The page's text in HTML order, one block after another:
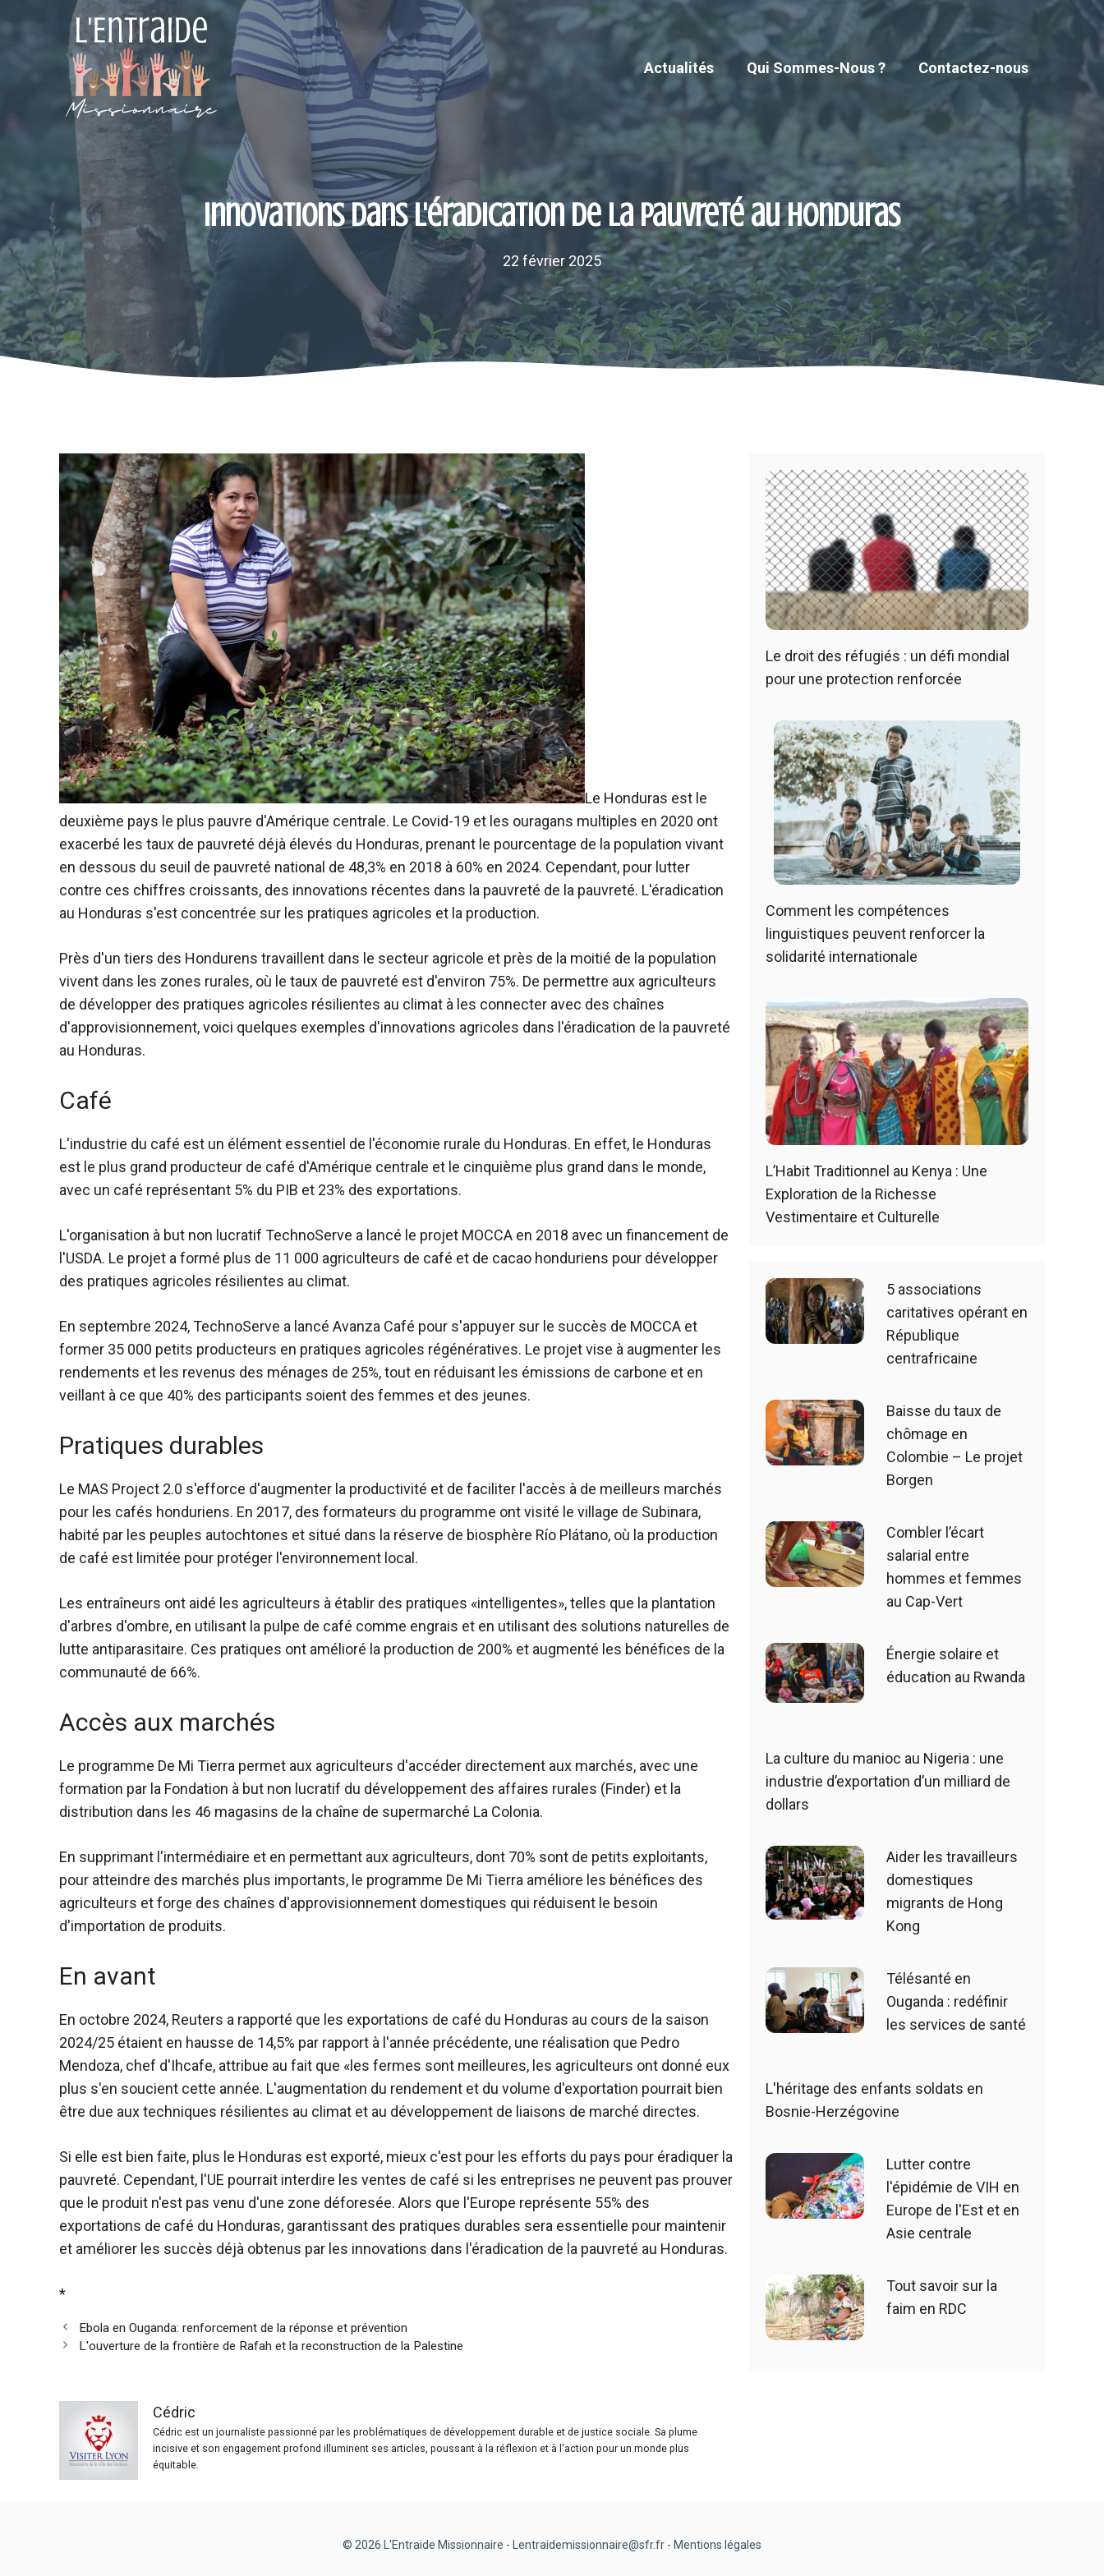
Actualités Qui Sommes-Nous ? Contactez-nous
Innovations dans l'éradication de la pauvreté au Honduras
22 février 2025
Le Honduras est le
deuxième pays le plus pauvre d'Amérique centrale. Le Covid-19 et les ouragans multiples en 2020 ont
exacerbé les taux de pauvreté déjà élevés du Honduras, prenant le pourcentage de la population vivant
en dessous du seuil de pauvreté national de 48,3% en 2018 à 60% en 2024. Cependant, pour lutter
contre ces chiffres croissants, des innovations récentes dans la pauvreté de la pauvreté. L'éradication
au Honduras s'est concentrée sur les pratiques agricoles et la production.
Près d'un tiers des Hondurens travaillent dans le secteur agricole et près de la moitié de la population
vivent dans les zones rurales, où le taux de pauvreté est d'environ 75%. De permettre aux agriculteurs
de développer des pratiques agricoles résilientes au climat à les connecter avec des chaînes
d'approvisionnement, voici quelques exemples d'innovations agricoles dans l'éradication de la pauvreté
au Honduras.
Café
L'industrie du café est un élément essentiel de l'économie rurale du Honduras. En effet, le Honduras
est le plus grand producteur de café d'Amérique centrale et le cinquième plus grand dans le monde,
avec un café représentant 5% du PIB et 23% des exportations.
L'organisation à but non lucratif TechnoServe a lancé le projet MOCCA en 2018 avec un financement de
l'USDA. Le projet a formé plus de 11 000 agriculteurs de café et de cacao honduriens pour développer
des pratiques agricoles résilientes au climat.
En septembre 2024, TechnoServe a lancé Avanza Café pour s'appuyer sur le succès de MOCCA et
former 35 000 petits producteurs en pratiques agricoles régénératives. Le projet vise à augmenter les
rendements et les revenus des ménages de 25%, tout en réduisant les émissions de carbone et en
veillant à ce que 40% des participants soient des femmes et des jeunes.
Pratiques durables
Le MAS Project 2.0 s'efforce d'augmenter la productivité et de faciliter l'accès à de meilleurs marchés
pour les cafés honduriens. En 2017, des formateurs du programme ont visité le village de Subinara,
habité par les peuples autochtones et situé dans la réserve de biosphère Río Plátano, où la production
de café est limitée pour protéger l'environnement local.
Les entraîneurs ont aidé les agriculteurs à établir des pratiques «intelligentes», telles que la plantation
d'arbres d'ombre, en utilisant la pulpe de café comme engrais et en utilisant des solutions naturelles de
lutte antiparasitaire. Ces pratiques ont amélioré la production de 200% et augmenté les bénéfices de la
communauté de 66%.
Accès aux marchés
Le programme De Mi Tierra permet aux agriculteurs d'accéder directement aux marchés, avec une
formation par la Fondation à but non lucratif du développement des affaires rurales (Finder) et la
distribution dans les 46 magasins de la chaîne de supermarché La Colonia.
En supprimant l'intermédiaire et en permettant aux agriculteurs, dont 70% sont de petits exploitants,
pour atteindre des marchés plus importants, le programme De Mi Tierra améliore les bénéfices des
agriculteurs et forge des chaînes d'approvisionnement domestiques qui réduisent le besoin
d'importation de produits.
En avant
En octobre 2024, Reuters a rapporté que les exportations de café du Honduras au cours de la saison
2024/25 étaient en hausse de 14,5% par rapport à l'année précédente, une réalisation que Pedro
Mendoza, chef d'Ihcafe, attribue au fait que «les fermes sont meilleures, les agriculteurs ont donné eux
plus s'en soucient cette année. L'augmentation du rendement et du volume d'exportation pourrait bien
être due aux techniques résilientes au climat et au développement de liaisons de marché directes.
Si elle est bien faite, plus le Honduras est exporté, mieux c'est pour les efforts du pays pour éradiquer la
pauvreté. Cependant, l'UE pourrait interdire les ventes de café si les entreprises ne peuvent pas prouver
que le produit n'est pas venu d'une zone déforesée. Alors que l'Europe représente 55% des
exportations de café du Honduras, garantissant des pratiques durables sera essentielle pour maintenir
et améliorer les succès déjà obtenus par les innovations dans l'éradication de la pauvreté au Honduras.
*
Ebola en Ouganda: renforcement de la réponse et prévention
L'ouverture de la frontière de Rafah et la reconstruction de la Palestine
Cédric
Cédric est un journaliste passionné par les problématiques de développement durable et de justice sociale. Sa plume
incisive et son engagement profond illuminent ses articles, poussant à la réflexion et à l'action pour un monde plus
équitable.
Le droit des réfugiés : un défi mondial
pour une protection renforcée
Comment les compétences
linguistiques peuvent renforcer la
solidarité internationale
L’Habit Traditionnel au Kenya : Une
Exploration de la Richesse
Vestimentaire et Culturelle
5 associations
caritatives opérant en
République
centrafricaine
Baisse du taux de
chômage en
Colombie – Le projet
Borgen
Combler l’écart
salarial entre
hommes et femmes
au Cap-Vert
Énergie solaire et
éducation au Rwanda
La culture du manioc au Nigeria : une
industrie d’exportation d’un milliard de
dollars
Aider les travailleurs
domestiques
migrants de Hong
Kong
Télésanté en
Ouganda : redéfinir
les services de santé
L'héritage des enfants soldats en
Bosnie-Herzégovine
Lutter contre
l'épidémie de VIH en
Europe de l'Est et en
Asie centrale
Tout savoir sur la
faim en RDC
© 2026 L'Entraide Missionnaire - Lentraidemissionnaire@sfr.fr - Mentions légales